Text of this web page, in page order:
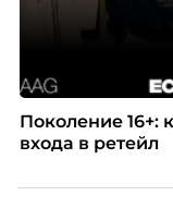
Поколение 16+:
входа в ретейл